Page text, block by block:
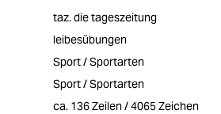
taz. die tageszeitung
leibesübungen
Sport / Sportarten
Sport / Sportarten
ca. 136 Zeilen / 4065 Zeichen